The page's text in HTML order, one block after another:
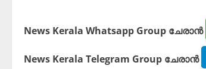
News Kerala Whatsapp Group ചേരാൻ
News Kerala Telegram Group ചേരാൻ